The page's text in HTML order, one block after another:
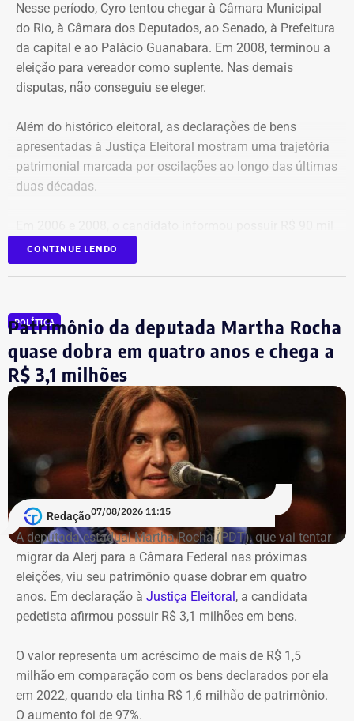
de estacionamento é realizada exclusivamente pelo
aplicativo.
Mais de 37 mil validação na Lagoa
Implantado no dia 17 de julho em cerca de 900 vagas no
entorno da Lagoa Rodrigo de Freitas, o projeto piloto do
Rio Rotativo Digital já contabiliza mais de 37 mil
validações de períodos de estacionamento de duas
consolidando um modelo de estacionamento mais
moderno, digital e eficiente.
Nesse período, Cyro tentou chegar à Câmara Municipal
do Rio, à Câmara dos Deputados, ao Senado, à Prefeitura
da capital e ao Palácio Guanabara. Em 2008, terminou a
eleição para vereador como suplente. Nas demais
disputas, não conseguiu se eleger.
Além do histórico eleitoral, as declarações de bens
apresentadas à Justiça Eleitoral mostram uma trajetória
patrimonial marcada por oscilações ao longo das últimas
duas décadas.
em bens. O valor subiu para R$ 300 mil em 2012, caiu
para R$ 216 mil em 2016 e voltou a crescer para R$ 530
O maior patrimônio da série foi registrado em 2020,
quando Cyro declarou R$ 565 mil. Na eleição municipal
de 2024, porém, o montante caiu para R$ 140 mil. Já em
2026, houve nova alta, para R$ 385.400.
Na comparação com a declaração apresentada em 2024,
o patrimônio cresceu 175,3%. Apesar da recuperação, o
valor ainda está 31,8% abaixo do pico registrado em
2020.
CONTINUE LENDO
POLÍTICA
Patrimônio da deputada Martha Rocha
quase dobra em quatro anos e chega a
R$ 3,1 milhões
Redação07/08/2026 11:15
A deputada estadual Martha Rocha (PDT), que vai tentar
migrar da Alerj para a Câmara Federal nas próximas
eleições, viu seu patrimônio quase dobrar em quatro
anos. Em declaração à Justiça Eleitoral , a candidata
pedetista afirmou possuir R$ 3,1 milhões em bens.
O valor representa um acréscimo de mais de R$ 1,5
milhão em comparação com os bens declarados por ela
em 2022, quando ela tinha R$ 1,6 milhão de patrimônio.
O aumento foi de 97%.